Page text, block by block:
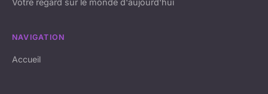
NAVIGATION
Accueil